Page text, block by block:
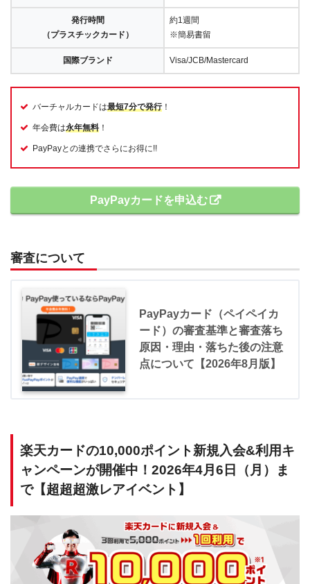
発行時間
（プラスチックカード）
約1週間
※簡易書留
国際ブランド Visa/JCB/Mastercard
バーチャルカードは最短7分で発行！
年会費は永年無料 ！
PayPayとの連携でさらにお得に!!
PayPayカードを申込む
審査について
PayPayカード（ペイペイカ
ード）の審査基準と審査落ち
原因・理由・落ちた後の注意
点について【2026年8月版】
楽天カードの10,000ポイント新規入会&利用キ
ャンペーンが開催中！2026年4月6日（月）ま
で【超超超激レアイベント】